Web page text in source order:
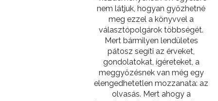
nem látjuk, hogyan győzhetné
meg ezzel a könyvvel a
választópolgárok többségét.
Mert bármilyen lendületes
pátosz segíti az érveket,
gondolatokat, ígéreteket, a
meggyőzésnek van még egy
elengedhetetlen mozzanata: az
olvasás. Mert ahogy a